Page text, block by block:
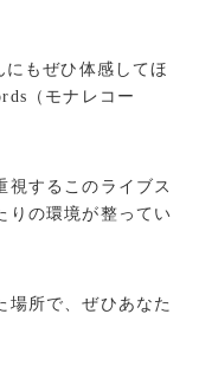
もぜひ体感してほ
（モナレコー
視するこのライブス
りの環境が整ってい
場所で、ぜひあなた